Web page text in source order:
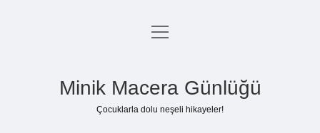
Anasayfa
menüyü
Minik Macera Günlüğü
Çocuklarla dolu neşeli hikayeler!